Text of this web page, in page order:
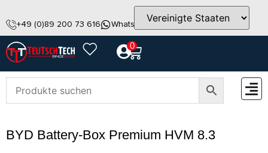
+49 (0)89 200 73 616 WhatsApp info@teutschtech.com
0
BYD Battery-Box Premium HVM 8.3